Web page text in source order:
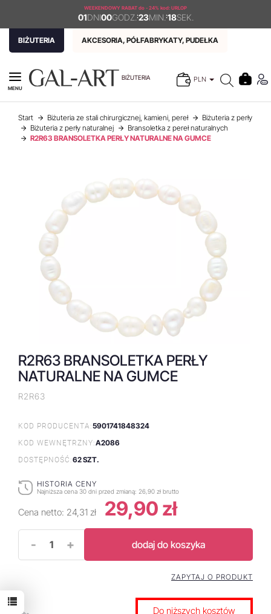
WEEKENDOWY RABAT do - 24% kod: URLOP
01DNI00GODZ. :23MIN. :18SEK.
BIŻUTERIA AKCESORIA, PÓŁFABRYKATY, PUDEŁKA
BIŻUTERIA PLN
MENU
Start Biżuteria ze stali chirurgicznej, kamieni, pereł
Biżuteria z perły
Biżuteria z perły naturalnej
Bransoletka z pereł naturalnych
R2R63 BRANSOLETKA PERŁY NATURALNE NA GUMCE
R2R63 BRANSOLETKA PERŁY
NATURALNE NA GUMCE
R2R63
KOD PRODUCENTA:5901741848324
KOD WEWNĘTRZNY:A2086
DOSTĘPNOŚĆ:62 SZT.
HISTORIA CENY
Najniższa cena 30 dni przed zmianą: 26,90 zł brutto
Cena netto: 24,31 zł 29,90 zł
- + dodaj do koszyka
ZAPYTAJ O PRODUKT
Do niższych kosztów